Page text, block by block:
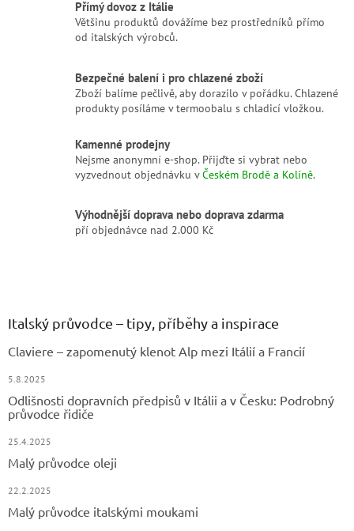
k
y
p
i
s
Přímý dovoz z Itálie
Většinu produktů dovážíme bez prostředníků přímo
od italských výrobců.
Bezpečné balení i pro chlazené zboží
Zboží balíme pečlivě, aby dorazilo v pořádku. Chlazené
produkty posíláme v termoobalu s chladicí vložkou.
Kamenné prodejny
Nejsme anonymní e-shop. Přijďte si vybrat nebo
vyzvednout objednávku vČeském Brodě a Kolíně.
Výhodnější doprava nebo doprava zdarma
pří objednávce nad 2.000 Kč
Italský průvodce – tipy, příběhy a inspirace
Claviere – zapomenutý klenot Alp mezi Itálií a Francií
5.8.2025
Odlišnosti dopravních předpisů v Itálii a v Česku: Podrobný
průvodce řidiče
25.4.2025
Malý průvodce oleji
22.2.2025
Malý průvodce italskými moukami